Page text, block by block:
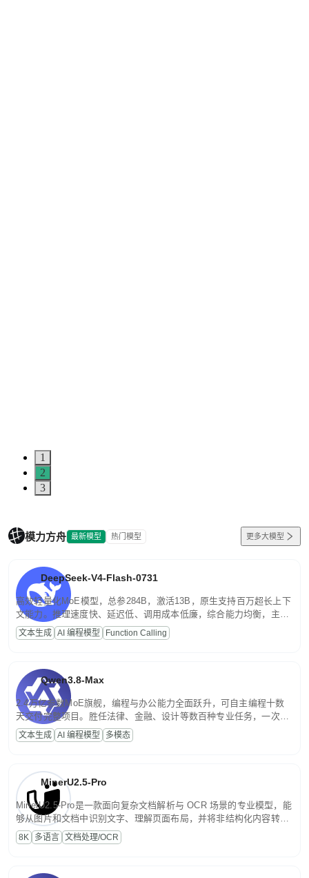
1
2
3
模力方舟 最新模型 热门模型 更多大模型
DeepSeek-V4-Flash-0731
高效轻量化MoE模型，总参284B，激活13B，原生支持百万超长上下
文能力。推理速度快、延迟低、调用成本低廉，综合能力均衡，主打
高并发、轻量化任务，适合日常对话、内容创作、基础 RAG、批量
文案处理等普惠刚需场景。
文本生成 AI 编程模型 Function Calling
Qwen3.8-Max
2.4万亿参数MoE旗舰，编程与办公能力全面跃升，可自主编程十数
天交付完整项目。胜任法律、金融、设计等数百种专业任务，一次对
话端到端交付生产级成果。原生视觉理解贯穿规划、执行与验证全流
程，支持超长文档与长视频的深度语义解析。长程任务中自主规划与
文本生成 AI 编程模型 多模态
MinerU2.5-Pro
MinerU2.5-Pro是一款面向复杂文档解析与 OCR 场景的专业模型，能
够从图片和文档中识别文字、理解页面布局，并将非结构化内容转换
为便于存储、检索和二次处理的结构化结果。
8K 多语言 文档处理/OCR